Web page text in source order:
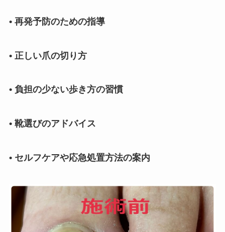
• 再発予防のための指導
• 正しい爪の切り方
• 負担の少ない歩き方の習慣
• 靴選びのアドバイス
• セルフケアや応急処置方法の案内